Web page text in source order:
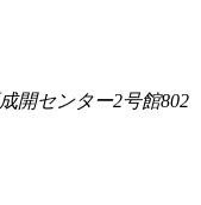
開センター2号館802